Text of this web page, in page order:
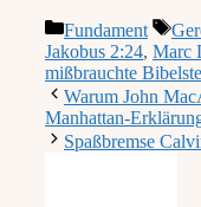
Kategorien
Fundament
Jakobus 2:24, Marc
mißbrauchte
Warum John
Manhattan-
Spaßbremse